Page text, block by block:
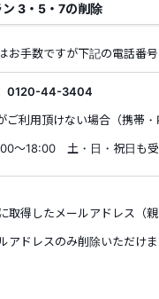
3・5・7の削除
お手数ですが下記の電話番号
0120-44-3404
ご利用頂けない場合（携帯
～18:00 土・日・祝日も
取得したメールアドレス（
アドレスのみ削除いただけま